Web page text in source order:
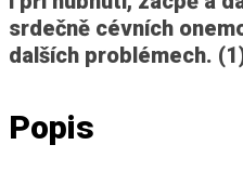
srdečně cévních
dalších problémech.
Popis